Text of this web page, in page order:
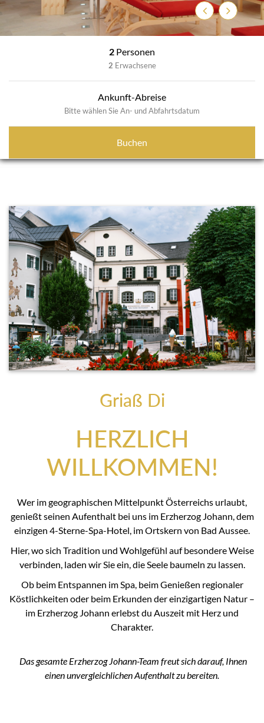
ZurückWeiter
2 Personen
2 Erwachsene
Ankunft-Abreise
Bitte wählen Sie An- und Abfahrtsdatum
Buchen
Griaß Di
HERZLICH
WILLKOMMEN!
Wer im geographischen Mittelpunkt Österreichs urlaubt,
genießt seinen Aufenthalt bei uns im Erzherzog Johann, dem
einzigen 4-Sterne-Spa-Hotel, im Ortskern von Bad Aussee.
Hier, wo sich Tradition und Wohlgefühl auf besondere Weise
verbinden, laden wir Sie ein, die Seele baumeln zu lassen.
Ob beim Entspannen im Spa, beim Genießen regionaler
Köstlichkeiten oder beim Erkunden der einzigartigen Natur –
im Erzherzog Johann erlebst du Auszeit mit Herz und
Charakter.
Das gesamte Erzherzog Johann-Team freut sich darauf, Ihnen
einen unvergleichlichen Aufenthalt zu bereiten.